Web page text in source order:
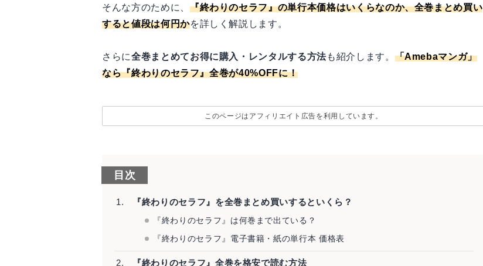
そんな方のために、 『終わりのセラフ』の単行本価格はいくらなのか、全巻まとめ買い
すると値段は何円かを詳しく解説します。
さらに全巻まとめてお得に購入・レンタルする方法も紹介します。 「Amebaマンガ」
なら『終わりのセラフ』全巻が40%OFFに！
このページはアフィリエイト広告を利用しています。
目次
『終わりのセラフ』を全巻まとめ買いするといくら？
『終わりのセラフ』は何巻まで出ている？
『終わりのセラフ』電子書籍・紙の単行本 価格表
『終わりのセラフ』全巻を格安で読む方法